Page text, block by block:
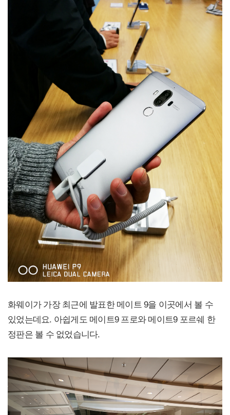
화웨이가 가장 최근에 발표한 메이트 9을 이곳에서 볼 수
있었는데요. 아쉽게도 메이트9 프로와 메이트9 포르쉐 한
정판은 볼 수 없었습니다.